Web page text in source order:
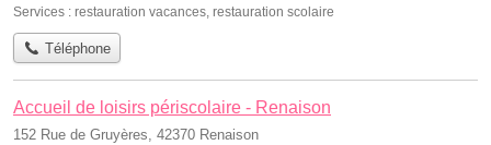
Services : restauration vacances restauration scolaire
Téléphone
Accueil de loisirs périscolaire - Renaison
152 Rue de Gruyères, 42370 Renaison